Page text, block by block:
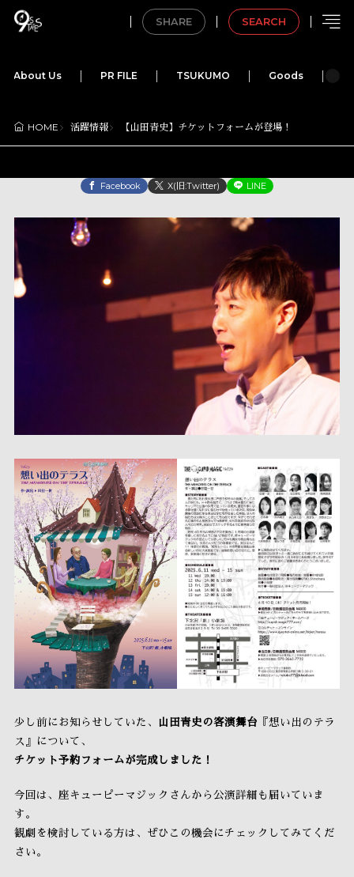
SHARE SEARCH
About Us PR FILE TSUKUMO Goods
HOME 活躍情報 【山田青史】チケットフォームが登場！
Facebook X(旧:Twitter) LINE
少し前にお知らせしていた、 山田青史の客演舞台 『想い出のテラ
ス』について、
チケット予約フォームが完成しました！
今回は、座キューピーマジックさんから公演詳細も届いていま
す。
観劇を検討している方は、ぜひこの機会にチェックしてみてくだ
さい。